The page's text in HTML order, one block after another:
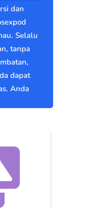
dan
Selalu
tanpa
dapat
Anda